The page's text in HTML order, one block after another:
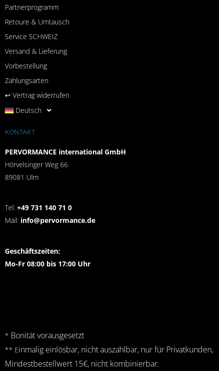
Partnerprogramm
Retoure & Umtausch
Service SCHWEIZ
Versand & Lieferung
Vorbestellung
Zahlungsarten
↩︎ Vertrag widerrufen
Deutsch
KONTAKT
PERVORMANCE international GmbH
Hörvelsinger Weg 66
89081 Ulm
Tel: +49 731 140 71 0
Mail: info@pervormance.de
Geschäftszeiten:
Mo-Fr 08:00 bis 17:00 Uhr
* Bonität vorausgesetzt
** Einmalig einlösbar, nicht auszahlbar, nur für Privatkunden,
Mindestbestellwert 15€, nicht kombinierbar.